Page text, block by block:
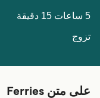
5 ساعات 15 دقيقة
تزوج
على متن Ferries